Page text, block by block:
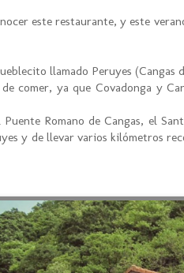
este restaurante, y este
llamado Peruyes
comer, ya que Covadonga y
Romano de Cangas, el
y de llevar varios kilómetros